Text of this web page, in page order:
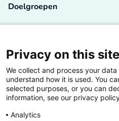
Doelgroepen
Lectoren en onderzoekers
Bedrijven
Hogescholen
Privacy on this site
We collect and process your
understand how it is used. You
selected purposes, or you can
information, see our privacy
Analytics